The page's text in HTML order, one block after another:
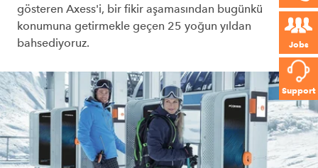
Jobs
Support
gösteren Axess'i, bir fikir aşamasından bugünkü
konumuna getirmekle geçen 25 yoğun yıldan
bahsediyoruz.